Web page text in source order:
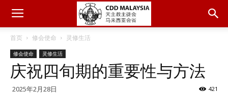
首页 修会使命 灵修生活
修会使命 灵修生活
庆祝四旬期的重要性与方法
2025年2月28日 421